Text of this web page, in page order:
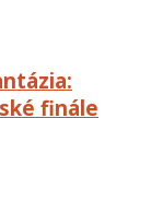
finále